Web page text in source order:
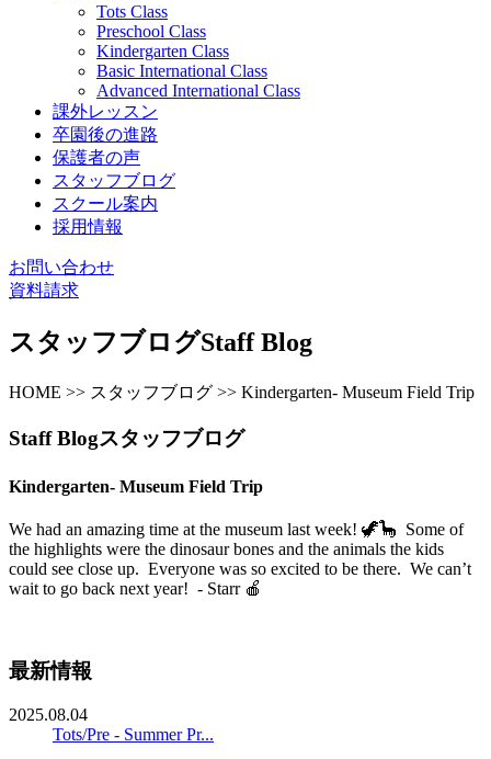
Tots Class
Preschool Class
Kindergarten Class
Basic International Class
Advanced International Class
課外レッスン
卒園後の進路
保護者の声
スタッフブログ
スクール案内
採用情報
お問い合わせ
資料請求
スタッフブログStaff Blog
HOME >> スタッフブログ >> Kindergarten- Museum Field Trip
Staff Blogスタッフブログ
Kindergarten- Museum Field Trip
We had an amazing time at the museum last week! 🦖🦕 Some of
the highlights were the dinosaur bones and the animals the kids
could see close up. Everyone was so excited to be there. We can’t
wait to go back next year! - Starr 🍎
最新情報
2025.08.04
Tots/Pre - Summer Pr...